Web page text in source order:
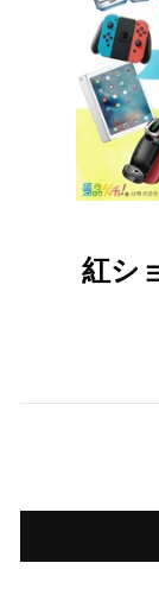
紅シ